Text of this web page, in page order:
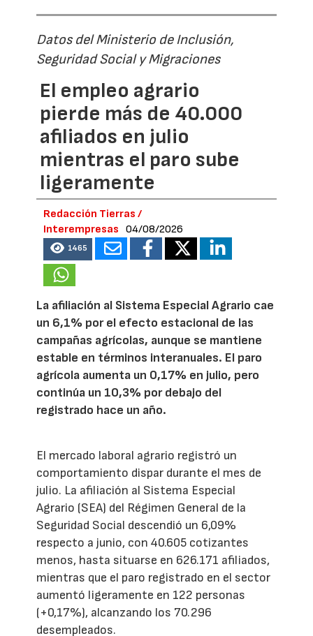
Datos del Ministerio de Inclusión,
Seguridad Social y Migraciones
El empleo agrario
pierde más de 40.000
afiliados en julio
mientras el paro sube
ligeramente
Redacción Tierras /
Interempresas
04/08/2026
1465
La afiliación al Sistema Especial Agrario cae
un 6,1% por el efecto estacional de las
campañas agrícolas, aunque se mantiene
estable en términos interanuales. El paro
agrícola aumenta un 0,17% en julio, pero
continúa un 10,3% por debajo del
registrado hace un año.
El mercado laboral agrario registró un
comportamiento dispar durante el mes de
julio. La afiliación al Sistema Especial
Agrario (SEA) del Régimen General de la
Seguridad Social descendió un 6,09%
respecto a junio, con 40.605 cotizantes
menos, hasta situarse en 626.171 afiliados,
mientras que el paro registrado en el sector
aumentó ligeramente en 122 personas
(+0,17%), alcanzando los 70.296
desempleados.